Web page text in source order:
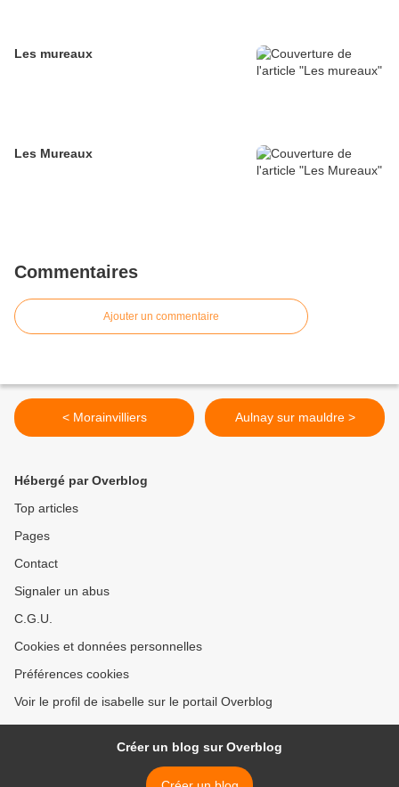
Les mureaux
Les Mureaux
Commentaires
Ajouter un commentaire
< Morainvilliers Aulnay sur mauldre >
Hébergé par Overblog
Top articles
Pages
Contact
Signaler un abus
C.G.U.
Cookies et données personnelles
Préférences cookies
Voir le profil de isabelle sur le portail Overblog
Créer un blog sur Overblog